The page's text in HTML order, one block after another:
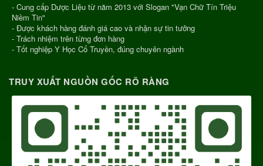
- Cung cấp Dược Liệu từ năm 2013 với Slogan "Vạn Chữ Tín Triệu
Niềm Tin"
- Được khách hàng đánh giá cao và nhận sự tin tưởng
- Trách nhiệm trên từng đơn hàng
- Tốt nghiệp Y Học Cổ Truyền, đúng chuyên ngành
TRUY XUẤT NGUỒN GỐC RÕ RÀNG